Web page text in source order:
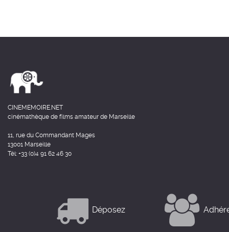
CINEMEMOIRE.NET
cinémathèque de films amateur de Marseille
11, rue du Commandant Mages
13001 Marseille
Tél: +33 (0)4 91 62 46 30
Déposez